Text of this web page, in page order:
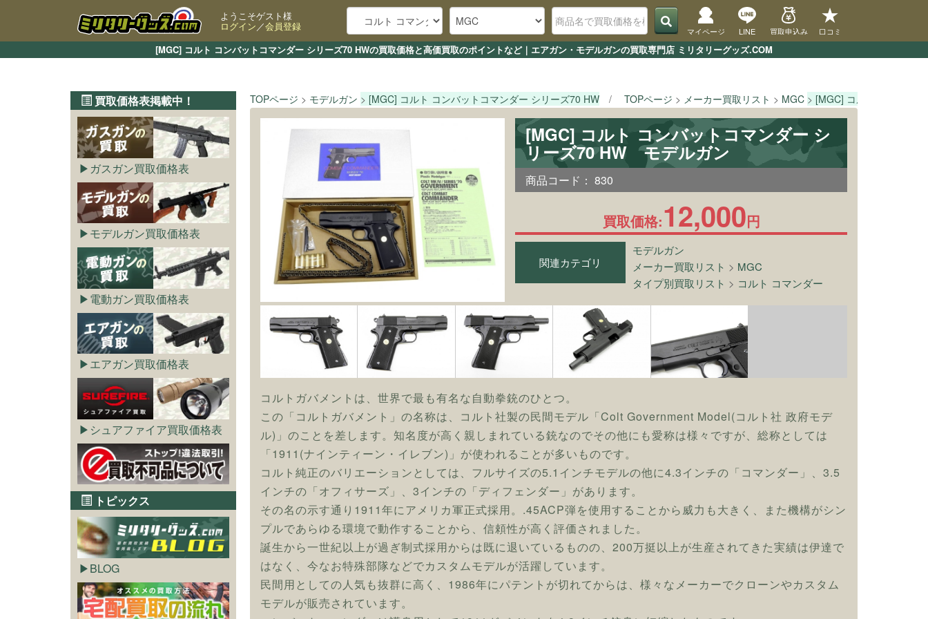
[MGC] コルト コンバットコマンダー シリーズ70 HWの買取価格と高価買取のポイントなど｜エアガン・モデルガンの買取専門店 ミリタリーグッズ.COM
ようこそゲスト様
ログイン／会員登録 マイページ LINE 買取申込み 口コミ
TOPページ モデルガン [MGC] コルト コンバットコマンダー シリーズ70 HW TOPページ メーカー買取リスト MGC [MGC] コルト コンバッ
[MGC] コルト コンバットコマンダー シ
リーズ70 HW モデルガン
商品コード： 830
買取価格:12,000円
関連カテゴリ
モデルガン
メーカー買取リスト > MGC
タイプ別買取リスト > コルト コマンダー
コルトガバメントは、世界で最も有名な自動拳銃のひとつ。
この「コルトガバメント」の名称は、コルト社製の民間モデル「Colt Government Model(コルト社 政府モデ
ル)」のことを差します。知名度が高く親しまれている銃なのでその他にも愛称は様々ですが、総称としては
「1911(ナインティーン・イレブン)」が使われることが多いものです。
コルト純正のバリエーションとしては、フルサイズの5.1インチモデルの他に4.3インチの「コマンダー」、3.5
インチの「オフィサーズ」、3インチの「ディフェンダー」があります。
その名の示す通り1911年にアメリカ軍正式採用。.45ACP弾を使用することから威力も大きく、また機構がシン
プルであらゆる環境で動作することから、信頼性が高く評価されました。
誕生から一世紀以上が過ぎ制式採用からは既に退いているものの、200万挺以上が生産されてきた実績は伊達で
はなく、今なお特殊部隊などでカスタムモデルが活躍しています。
民間用としての人気も抜群に高く、1986年にパテントが切れてからは、様々なメーカーでクローンやカスタム
モデルが販売されています。
買取価格表掲載中！
ガスガン買取価格表
モデルガン買取価格表
電動ガン買取価格表
エアガン買取価格表
シュアファイア買取価格表
トピックス
BLOG